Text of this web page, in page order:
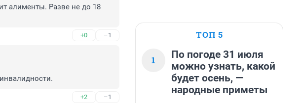
алименты. Разве не до 18
+0 –1
+2 –1
ТОП 5
1
По погоде 31 июля
можно узнать, какой
будет осень, —
народные приметы